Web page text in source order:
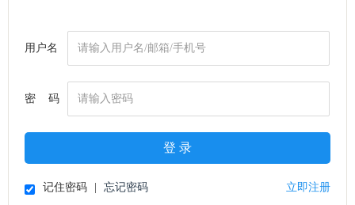
用户名
密 码
登 录
记住密码 忘记密码 立即注册